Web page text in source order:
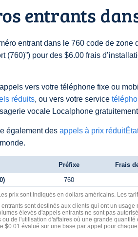
entrants
entrant dans le 760 code de zone
(760)”) pour des $6.00 frais
vers votre téléphone fixe ou
réduits, ou vers votre service
vocale Localphone
également des appels à prix
Préfixe Frais
760
prix sont indiqués en dollars américains. Les
entrants sont destinés aux clients qui ont un
élevés d'appels entrants ne sont pas
ou de l'utilisation d'affaires où une grande
$0.01 évalué sur une base par appel pour